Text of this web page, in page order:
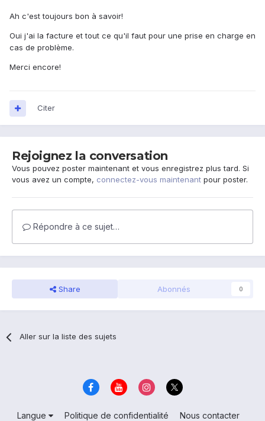
Ah c'est toujours bon à savoir!
Oui j'ai la facture et tout ce qu'il faut pour une prise en charge en
cas de problème.
Merci encore!
Citer
Rejoignez la conversation
Vous pouvez poster maintenant et vous enregistrez plus tard. Si
vous avez un compte, connectez-vous maintenant pour poster.
Répondre à ce sujet…
Share Abonnés 0
Aller sur la liste des sujets
Langue Politique de confidentialité Nous contacter